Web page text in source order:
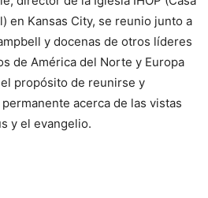
en Kansas City, se reunio junto a
y docenas de otros líderes
de América del Norte y Europa
propósito de reunirse y
acerca de las vistas
y el evangelio.